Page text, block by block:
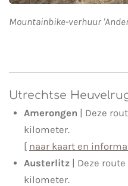
Mountainbike-verhuur
Utrechtse
Amerongen | Deze
kilometer.
[ naar kaart en
Austerlitz | Deze
kilometer.